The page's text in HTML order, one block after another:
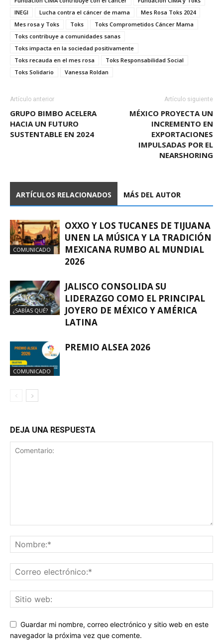
INEGI
Lucha contra el cáncer de mama
Mes Rosa Toks 2024
Mes rosa y Toks
Toks
Toks Comprometidos Cáncer Mama
Toks contribuye a comunidades sanas
Toks impacta en la sociedad positivamente
Toks recauda en el mes rosa
Toks Responsabilidad Social
Toks Solidario
Vanessa Roldan
Artículo anterior
GRUPO BIMBO ACELERA
HACIA UN FUTURO
SUSTENTABLE EN 2024
Artículo siguiente
MÉXICO PROYECTA UN
INCREMENTO EN
EXPORTACIONES
IMPULSADAS POR EL
NEARSHORING
ARTÍCULOS RELACIONADOS MÁS DEL AUTOR
COMUNICADO
OXXO Y LOS TUCANES DE TIJUANA
UNEN LA MÚSICA Y LA TRADICIÓN
MEXICANA RUMBO AL MUNDIAL
2026
¿SABÍAS QUÉ?
JALISCO CONSOLIDA SU
LIDERAZGO COMO EL PRINCIPAL
JOYERO DE MÉXICO Y AMÉRICA
LATINA
COMUNICADO
PREMIO ALSEA 2026
DEJA UNA RESPUESTA
Guardar mi nombre, correo electrónico y sitio web en este
navegador la próxima vez que comente.